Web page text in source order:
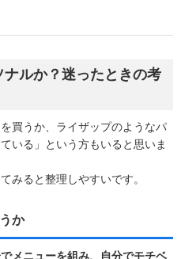
ルか？迷ったときの考
買うか、ライザップのようなパ
いる」という方もいると思いま
みると整理しやすいです。
か
でメニューを組み、自分でモチベ